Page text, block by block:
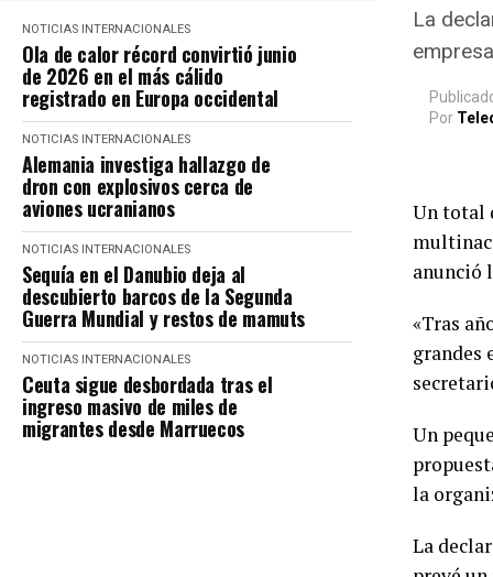
NOTICIAS INTERNACIONALES
Ola de calor récord convirtió junio
de 2026 en el más cálido
registrado en Europa occidental
NOTICIAS INTERNACIONALES
Alemania investiga hallazgo de
dron con explosivos cerca de
aviones ucranianos
NOTICIAS INTERNACIONALES
Sequía en el Danubio deja al
descubierto barcos de la Segunda
Guerra Mundial y restos de mamuts
NOTICIAS INTERNACIONALES
Ceuta sigue desbordada tras el
ingreso masivo de miles de
migrantes desde Marruecos
La
Por
Un total
anunció
«Tras
grandes
Un
la
La